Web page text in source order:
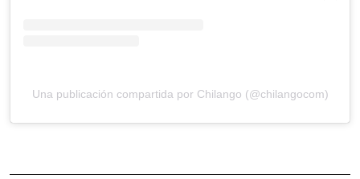
Una publicación compartida por Chilango (@chilangocom)